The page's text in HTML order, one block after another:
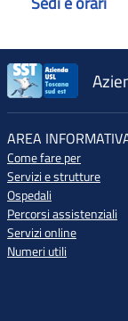
AREA
Come fare per
Servizi e strutture
Ospedali
Percorsi assistenziali
Servizi online
Numeri utili